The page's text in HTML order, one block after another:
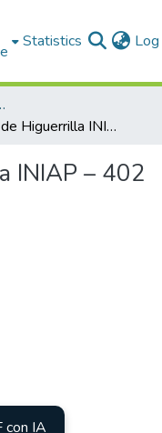
Statistics
Portoviejo
Variedad de Higuerrilla INIAP – 402 “LA ROJA”
INIAP – 402
con IA